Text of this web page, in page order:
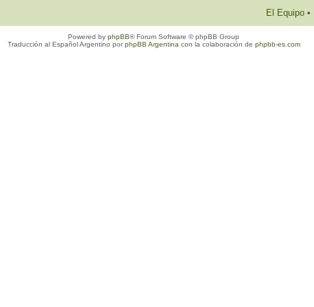
El Equipo •
Powered by phpBB® Forum Software © phpBB Group
Traducción al Español Argentino porphpBB Argentina con la colaboración de phpbb-es.com